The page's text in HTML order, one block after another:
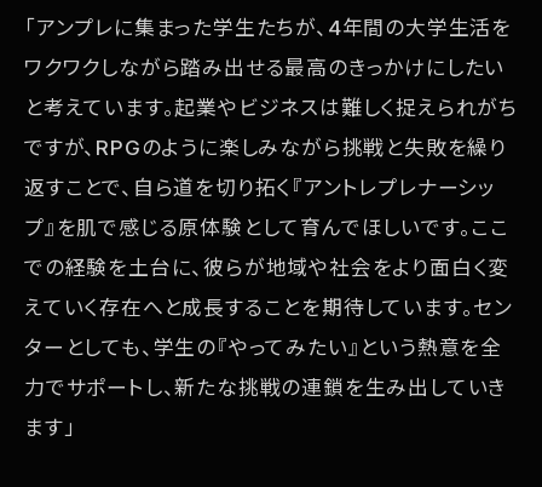
「アンプレに集まった学生たちが、4年間の大学生活を
ワクワクしながら踏み出せる最高のきっかけにしたい
と考えています。起業やビジネスは難しく捉えられがち
ですが、RPGのように楽しみながら挑戦と失敗を繰り
返すことで、自ら道を切り拓く『アントレプレナーシッ
プ』を肌で感じる原体験として育んでほしいです。ここ
での経験を土台に、彼らが地域や社会をより面白く変
えていく存在へと成長することを期待しています。セン
ターとしても、学生の『やってみたい』という熱意を全
力でサポートし、新たな挑戦の連鎖を生み出していき
ます」